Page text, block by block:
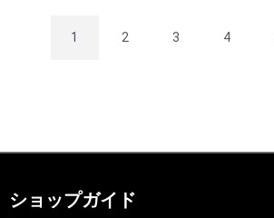
1 2 3 4
ショップガイド